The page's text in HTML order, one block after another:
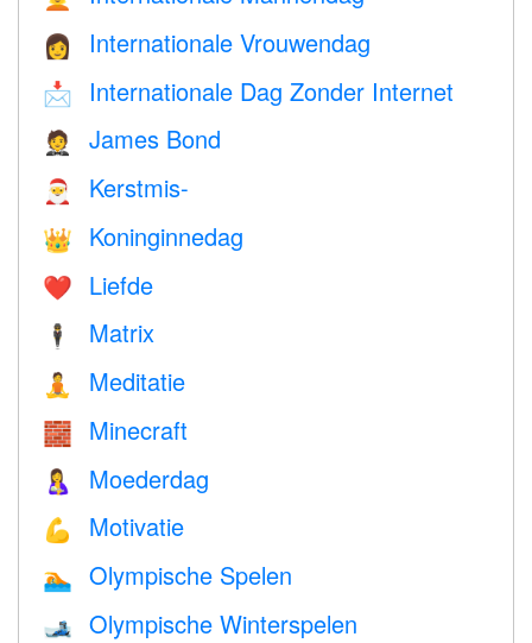
👩 Internationale Vrouwendag
📩 Internationale Dag Zonder Internet
🤵 James Bond
🎅 Kerstmis-
👑 Koninginnedag
❤️️ Liefde
🕴️ Matrix
🧘 Meditatie
🧱 Minecraft
🤱 Moederdag
💪 Motivatie
🏊 Olympische Spelen
🎿 Olympische Winterspelen